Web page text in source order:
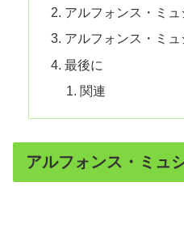
アルフォンス・ミュ
アルフォンス・ミ
最後に
関連
アルフォンス・ミュ